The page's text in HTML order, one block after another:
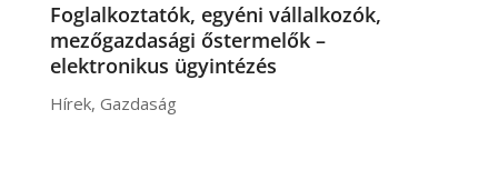
Foglalkoztatók, egyéni vállalkozók,
mezőgazdasági őstermelők –
elektronikus ügyintézés
Hírek, Gazdaság